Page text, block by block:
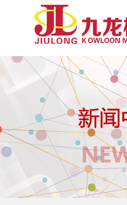
生活垃圾破碎机
废纸破碎机